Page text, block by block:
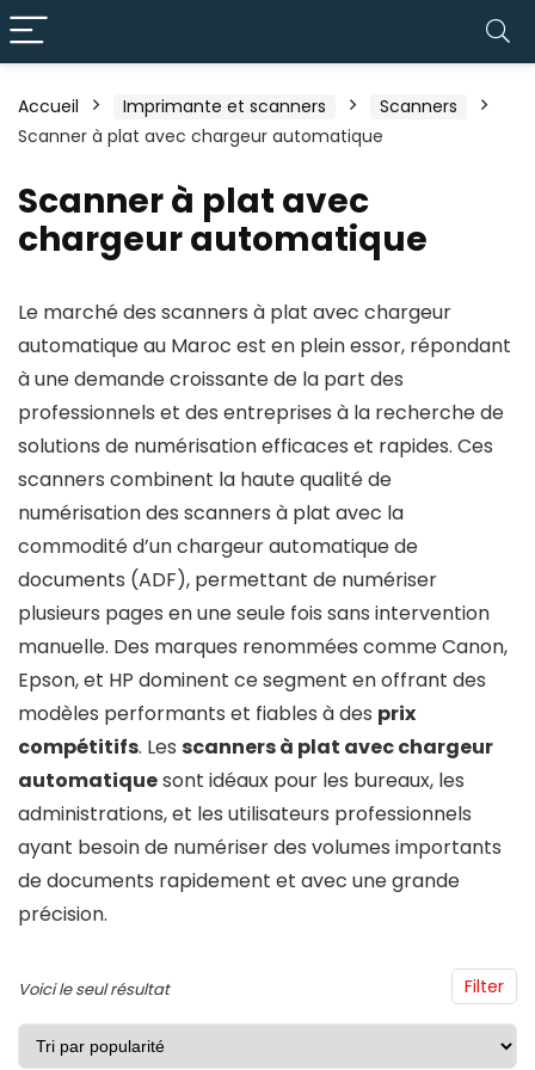
Accueil Imprimante et scanners
Scanners
Scanner à plat avec chargeur automatique
Scanner à plat avec
chargeur automatique
Le marché des scanners à plat avec chargeur
automatique au Maroc est en plein essor, répondant
à une demande croissante de la part des
professionnels et des entreprises à la recherche de
solutions de numérisation efficaces et rapides. Ces
scanners combinent la haute qualité de
numérisation des scanners à plat avec la
commodité d’un chargeur automatique de
documents (ADF), permettant de numériser
plusieurs pages en une seule fois sans intervention
manuelle. Des marques renommées comme Canon,
Epson, et HP dominent ce segment en offrant des
modèles performants et fiables à des prix
compétitifs. Les scanners à plat avec chargeur
automatiquesont idéaux pour les bureaux, les
administrations, et les utilisateurs professionnels
ayant besoin de numériser des volumes importants
de documents rapidement et avec une grande
précision.
Filter
Voici le seul résultat